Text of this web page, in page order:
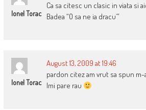
Ionel Torac
Ca sa citesc un clasic in viata si
Badea “O sa ne ia dracu`”
Ionel Torac
August 13, 2009 at 19:46
pardon citez am vrut sa spun m-
Imi pare rau